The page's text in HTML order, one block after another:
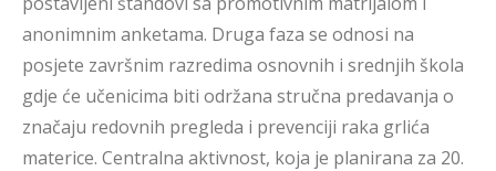
anonimnim anketama. Druga faza se odnosi na
posjete završnim razredima osnovnih i srednjih škola
gdje će učenicima biti održana stručna predavanja o
značaju redovnih pregleda i prevenciji raka grlića
materice. Centralna aktivnost, koja je planirana za 20.